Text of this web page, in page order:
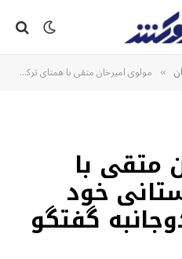
» مولوی امیرخان متقی با همتای ترکمنستانی خود درباره روابط دوجانبه گفتگو کرد
متقی با
خود
گفتگو